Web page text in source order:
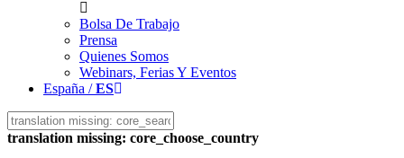
Bolsa De Trabajo
Prensa
Quienes Somos
Webinars, Ferias Y Eventos
España /ES
translation missing: core_choose_country